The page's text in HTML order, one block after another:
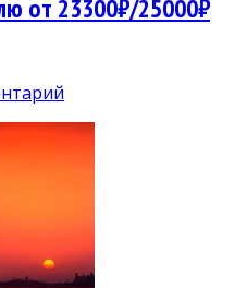
от 23300₽/25000₽